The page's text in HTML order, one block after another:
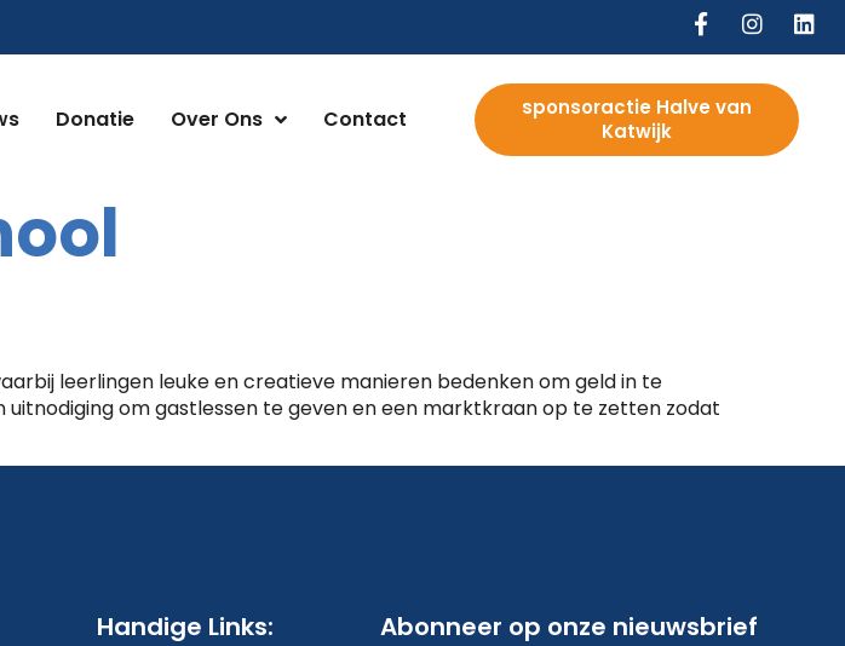
Donatie Over Ons Contact
sponsoractie Halve van
Katwijk
leerlingen leuke en creatieve manieren bedenken om geld in te
om gastlessen te geven en een marktkraan op te zetten zodat
Handige Links: Abonneer op onze nieuwsbrief